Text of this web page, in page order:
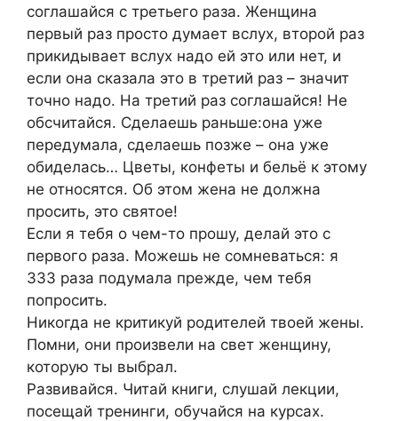
соглашайся с третьего раза. Женщина
первый раз просто думает вслух, второй раз
прикидывает вслух надо ей это или нет, и
если она сказала это в третий раз – значит
точно надо. На третий раз соглашайся! Не
обсчитайся. Сделаешь раньше:она уже
передумала, сделаешь позже – она уже
обиделась… Цветы, конфеты и бельё к этому
не относятся. Об этом жена не должна
просить, это святое!
Если я тебя о чем-то прошу, делай это с
первого раза. Можешь не сомневаться: я
333 раза подумала прежде, чем тебя
попросить.
Никогда не критикуй родителей твоей жены.
Помни, они произвели на свет женщину,
которую ты выбрал.
Развивайся. Читай книги, слушай лекции,
посещай тренинги, обучайся на курсах.